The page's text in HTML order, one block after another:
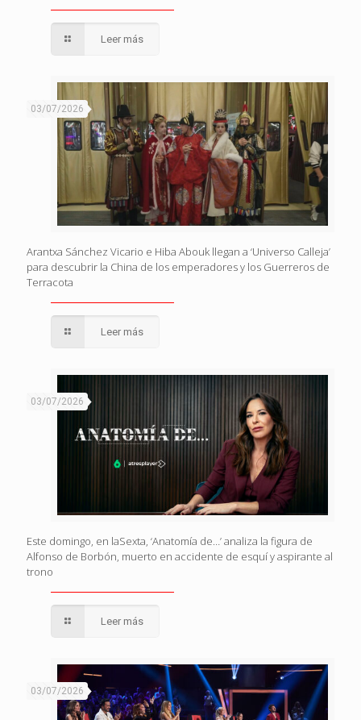
Leer más
03/07/2026
Arantxa Sánchez Vicario e Hiba Abouk llegan a ‘Universo Calleja’
para descubrir la China de los emperadores y los Guerreros de
Terracota
Leer más
03/07/2026
Este domingo, en laSexta, ‘Anatomía de…’ analiza la figura de
Alfonso de Borbón, muerto en accidente de esquí y aspirante al
trono
Leer más
03/07/2026